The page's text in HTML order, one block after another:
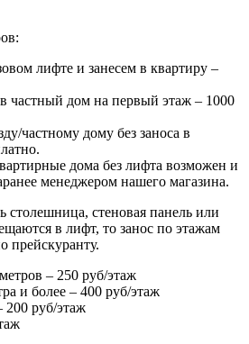
лифте и занесем в квартиру –
частный дом на первый этаж – 1000
частному дому без заноса в
дома без лифта возможен и
менеджером нашего магазина.
столешница, стеновая панель или
в лифт, то занос по этажам
прейскуранту.
– 250 руб/этаж
и более – 400 руб/этаж
200 руб/этаж